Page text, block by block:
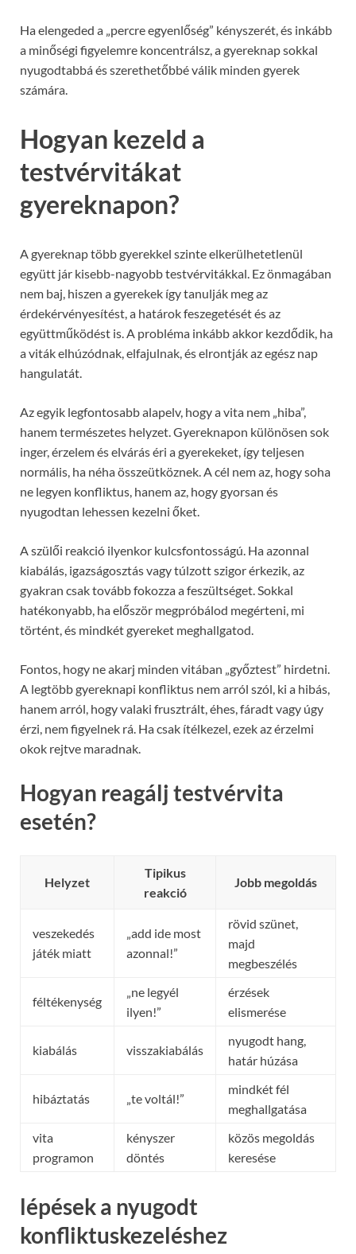
Ha elengeded a „percre egyenlőség” kényszerét, és inkább
a minőségi figyelemre koncentrálsz, a gyereknap sokkal
nyugodtabbá és szerethetőbbé válik minden gyerek
számára.
Hogyan kezeld a
testvérvitákat
gyereknapon?
A gyereknap több gyerekkel szinte elkerülhetetlenül
együtt jár kisebb-nagyobb testvérvitákkal. Ez önmagában
nem baj, hiszen a gyerekek így tanulják meg az
érdekérvényesítést, a határok feszegetését és az
együttműködést is. A probléma inkább akkor kezdődik, ha
a viták elhúzódnak, elfajulnak, és elrontják az egész nap
hangulatát.
Az egyik legfontosabb alapelv, hogy a vita nem „hiba”,
hanem természetes helyzet. Gyereknapon különösen sok
inger, érzelem és elvárás éri a gyerekeket, így teljesen
normális, ha néha összeütköznek. A cél nem az, hogy soha
ne legyen konfliktus, hanem az, hogy gyorsan és
nyugodtan lehessen kezelni őket.
A szülői reakció ilyenkor kulcsfontosságú. Ha azonnal
kiabálás, igazságosztás vagy túlzott szigor érkezik, az
gyakran csak tovább fokozza a feszültséget. Sokkal
hatékonyabb, ha először megpróbálod megérteni, mi
történt, és mindkét gyereket meghallgatod.
Fontos, hogy ne akarj minden vitában „győztest” hirdetni.
A legtöbb gyereknapi konfliktus nem arról szól, ki a hibás,
hanem arról, hogy valaki frusztrált, éhes, fáradt vagy úgy
érzi, nem figyelnek rá. Ha csak ítélkezel, ezek az érzelmi
okok rejtve maradnak.
Hogyan reagálj testvérvita
esetén?
Helyzet
Tipikus
reakció
Jobb megoldás
veszekedés
játék miatt
„add ide most
azonnal!”
rövid szünet,
majd
megbeszélés
féltékenység
„ne legyél
ilyen!”
érzések
elismerése
kiabálás visszakiabálás
nyugodt hang,
határ húzása
hibáztatás „te voltál!”
mindkét fél
meghallgatása
vita
programon
kényszer
döntés
közös megoldás
keresése
lépések a nyugodt
konfliktuskezeléshez